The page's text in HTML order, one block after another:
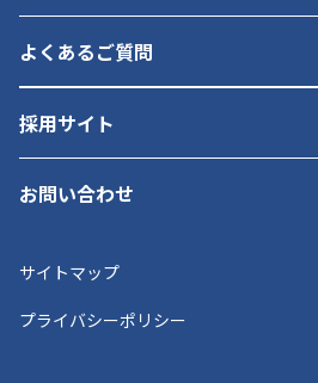
よくあるご質問
採用サイト
お問い合わせ
サイトマップ
プライバシーポリシー